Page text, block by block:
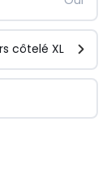
côtelé XL